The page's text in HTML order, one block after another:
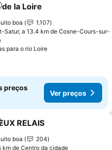
aos favoritos
la Loire
boa
1.107
Satur, a 13.4 km de Cosne-Cours-sur-
para o rio Loire
preços
Ver preços
aos favoritos
RELAIS
boa
204
km de Centro da cidade